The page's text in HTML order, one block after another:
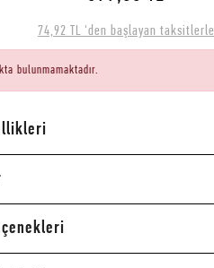
74,92 TL 'den başlayan taksitlerle
bulunmamaktadır.